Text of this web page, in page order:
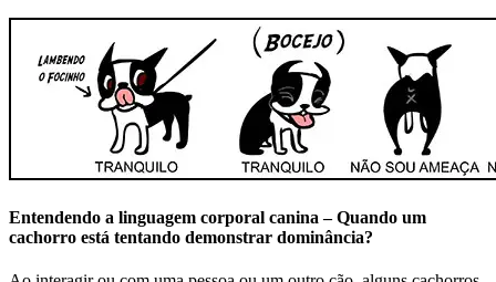
Entendendo a linguagem corporal canina – Quando um
cachorro está tentando demonstrar dominância?